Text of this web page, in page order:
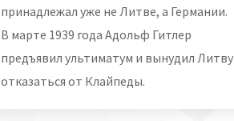
принадлежал уже не Литве, а Германии.
В марте 1939 года Адольф Гитлер
предъявил ультиматум и вынудил Литву
отказаться от Клайпеды.